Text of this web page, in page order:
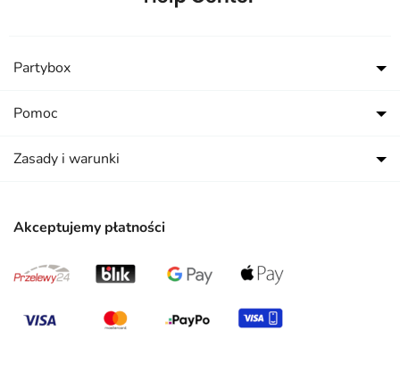
Akceptujemy płatności
Partybox
Pomoc
Zasady i warunki